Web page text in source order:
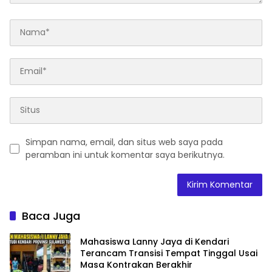
Simpan nama, email, dan situs web saya pada
peramban ini untuk komentar saya berikutnya.
Baca Juga
Mahasiswa Lanny Jaya di Kendari
Terancam Transisi Tempat Tinggal Usai
Masa Kontrakan Berakhir